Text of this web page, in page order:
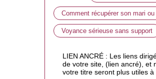
Comment récupérer son mari
Voyance sérieuse sans support
LIEN ANCRÉ : Les liens
de votre site, (lien ancré), et
votre titre seront plus utiles